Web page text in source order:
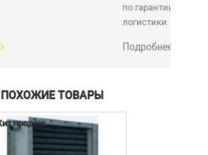
по гарантии. Срок
логистики
Подробнее
ПОХОЖИЕ ТОВАРЫ
продаж